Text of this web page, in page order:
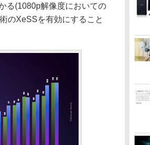
る(1080p解像度においての
のXeSSを有効にすること